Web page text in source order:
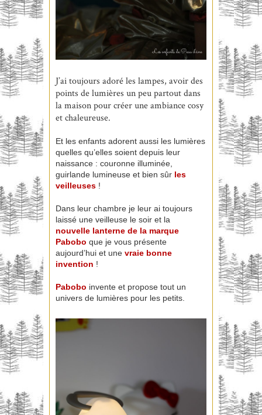
J’ai toujours adoré les lampes, avoir des
points de lumières un peu partout dans
la maison pour créer une ambiance cosy
et chaleureuse.
Et les enfants adorent aussi les lumières
quelles qu’elles soient depuis leur
naissance : couronne illuminée,
guirlande lumineuse et bien sûr les
veilleuses !
Dans leur chambre je leur ai toujours
laissé une veilleuse le soir et la
nouvelle lanterne de la marque
Pabobo que je vous présente
aujourd’hui et une vraie bonne
invention !
Pabobo invente et propose tout un
univers de lumières pour les petits.